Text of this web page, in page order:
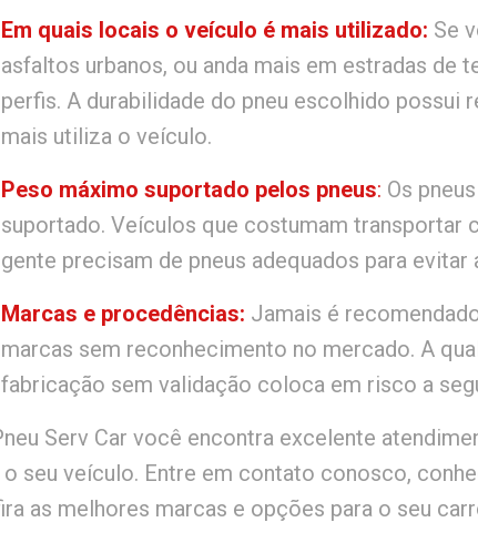
Em quais locais o veículo é mais utilizado: Se
asfaltos urbanos, ou anda mais em estradas de
perfis. A durabilidade do pneu escolhido
mais utiliza o veículo.
Peso máximo suportado pelos pneus: Os
suportado. Veículos que costumam transportar
gente precisam de pneus adequados para evitar
Marcas e procedências: Jamais é
marcas sem reconhecimento no mercado. A
fabricação sem validação coloca em risco a
Serv Car você encontra excelente
o seu veículo. Entre em contato conosco,
as melhores marcas e opções para o seu